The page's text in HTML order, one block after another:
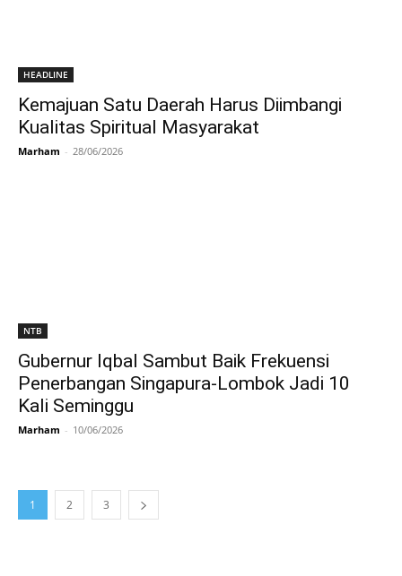
HEADLINE
Kemajuan Satu Daerah Harus Diimbangi
Kualitas Spiritual Masyarakat
Marham - 28/06/2026
NTB
Gubernur Iqbal Sambut Baik Frekuensi
Penerbangan Singapura-Lombok Jadi 10
Kali Seminggu
Marham - 10/06/2026
1 2 3